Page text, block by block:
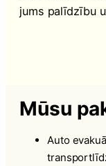
jums palīdzību
Mūsu
Auto